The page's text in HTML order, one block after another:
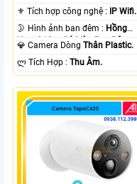
⚜️ Tích hợp công nghệ :
IP Wifi.
🌛 Hình ảnh ban đêm : Hồng
Ngoại 10m Có Màu Ban Ðêm.
💎 Camera DòngThân Plastic.
️ლ Tích Hợp :Thu Âm.